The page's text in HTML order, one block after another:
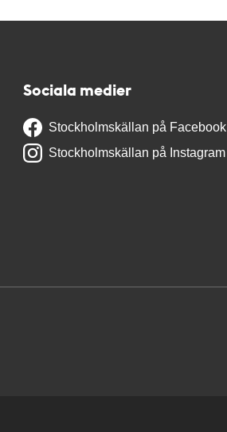
Sociala medier
Stockholmskällan på Facebook
Stockholmskällan på Instagram